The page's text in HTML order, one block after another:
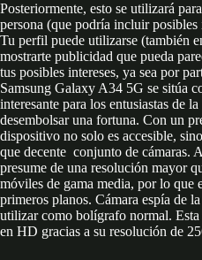
Posteriormente, esto se utilizará
persona (que podría incluir posibles
Tu perfil puede utilizarse (también
mostrarte publicidad que pueda
tus posibles intereses, ya sea por
Samsung Galaxy A34 5G se sitúa
interesante para los entusiastas de
desembolsar una fortuna. Con un
dispositivo no solo es accesible,
que decente conjunto de cámaras.
presume de una resolución mayor
móviles de gama media, por lo que
primeros planos. Cámara espía de
utilizar como bolígrafo normal. Esta
en HD gracias a su resolución de